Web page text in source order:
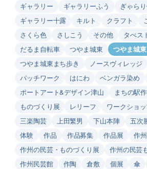
ギャラリー
ギャラリーふう
ぎゃら
ギャラリー十露
キルト クラフト
さくら色
さしこう その他
タぺス
だるま自転車
つやま城東
つやま城
つやま城東まち歩き
ノースヴィレッジ
パッチワーク
はにわ ベンガラ染め
ポートアート&デザイン津山
まちの駅
ものづくり展
レリーフ ワークショ
三楽陶芸
上田繁男 下山本陣 五次
体験
作品 作品募集 作品展
作
作州の民芸・ものづくり展
作州の民芸
作州民芸館
作陶 倉敷 個展 傘